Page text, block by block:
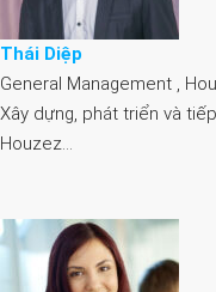
Thái Diệp
General Management ,
Xây dựng, phát triển và
Houzez…